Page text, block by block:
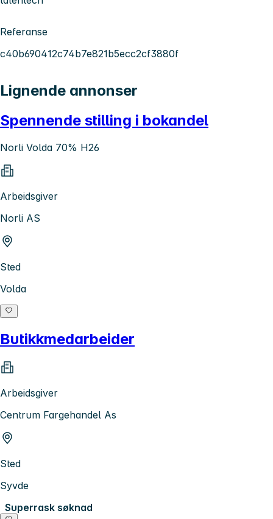
Referanse
c40b690412c74b7e821b5ecc2cf3880f
Lignende annonser
Spennende stilling i bokandel
Norli Volda 70% H26
Arbeidsgiver
Norli AS
Sted
Volda
Butikkmedarbeider
Arbeidsgiver
Centrum Fargehandel As
Sted
Syvde
Superrask søknad